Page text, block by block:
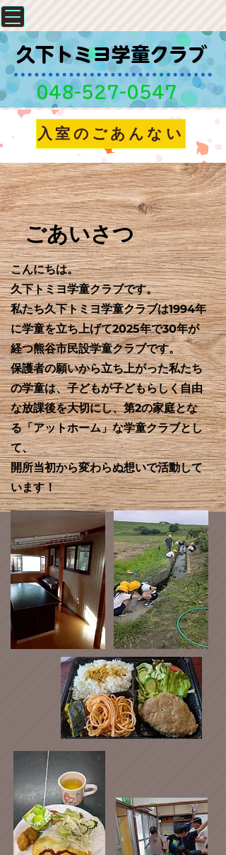
048-527-0547
​久下トミヨ学童クラブ
入室のごあんない
ごあいさつ
こんにちは。
久下トミヨ学童クラブです。
私たち久下トミヨ学童クラブは1994年
に学童を立ち上げて2025年で30年が
経つ熊谷市民設学童クラブです。
保護者の願いから立ち上がった私たち
の学童は、子どもが子どもらしく自由
な放課後を大切にし、第2の家庭とな
る「アットホーム」な学童クラブとし
て、
開所当初から変わらぬ想いで活動して
います！